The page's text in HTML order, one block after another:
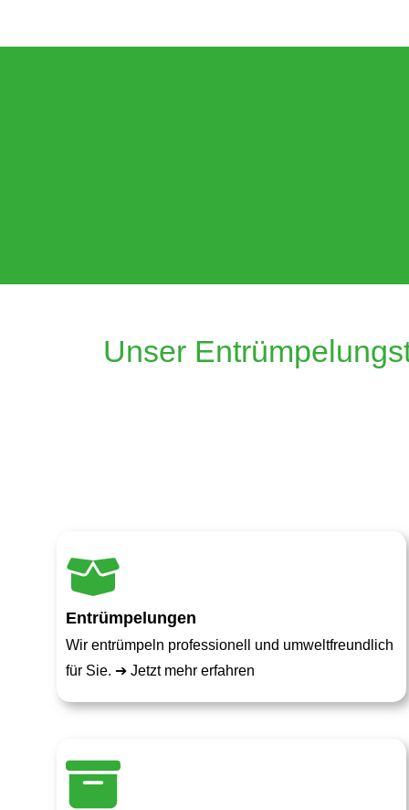
Unser
Entrümpelungen
Wir entrümpeln professionell und umweltfreundlich
für Sie. ➔ Jetzt mehr erfahren